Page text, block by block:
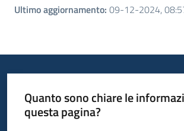
Ultimo aggiornamento: 09-12-2024,
Quanto sono chiare le
questa pagina?